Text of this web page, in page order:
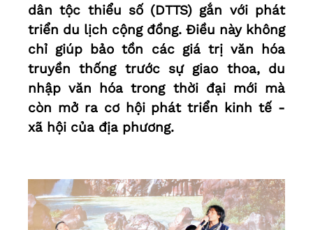
dân tộc thiểu số (DTTS) gắn với phát
triển du lịch cộng đồng. Điều này không
chỉ giúp bảo tồn các giá trị văn hóa
truyền thống trước sự giao thoa, du
nhập văn hóa trong thời đại mới mà
còn mở ra cơ hội phát triển kinh tế -
xã hội của địa phương.